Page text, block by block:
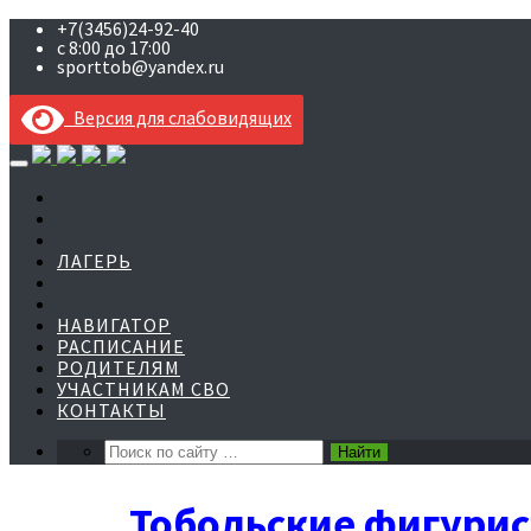
+7(3456)24-92-40
с 8:00 до 17:00
sporttob@yandex.ru
Версия для слабовидящих
Skip
to
content
ЛАГЕРЬ
НАВИГАТОР
РАСПИСАНИЕ
РОДИТЕЛЯМ
УЧАСТНИКАМ СВО
КОНТАКТЫ